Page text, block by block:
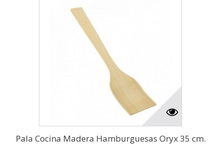
Pala Cocina Madera Hamburguesas Oryx 35 cm.